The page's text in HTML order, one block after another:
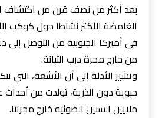
بعد أكثر من نصف قرن من اكتشاف
الغامضة الأكثر نشاطا حول كوكب
في أميركا الجنوبية من التوصل إلى
من خارج مجرة درب التبانة.
وتشير الأدلة إلى أن الأشعة،
حيوية دون الذرية، تولدت من
ملايين السنين الضوئية خارج مجرتنا.